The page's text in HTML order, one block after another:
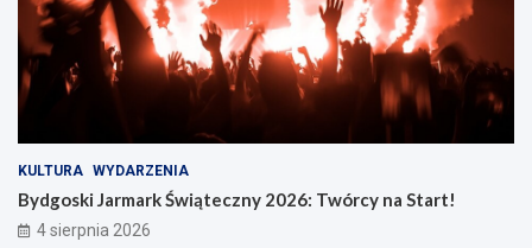
KULTURA WYDARZENIA
Bydgoski Jarmark Świąteczny 2026: Twórcy na Start!
4 sierpnia 2026